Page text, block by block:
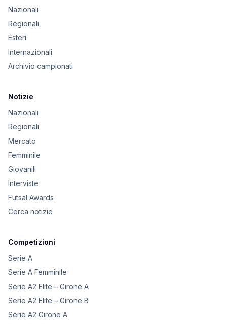
Nazionali
Regionali
Esteri
Internazionali
Archivio campionati
Notizie
Nazionali
Regionali
Mercato
Femminile
Giovanili
Interviste
Futsal Awards
Cerca notizie
Competizioni
Serie A
Serie A Femminile
Serie A2 Elite – Girone A
Serie A2 Elite – Girone B
Serie A2 Girone A